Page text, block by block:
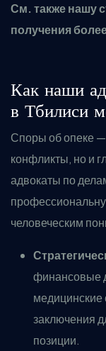
См. также нашу
получения
Как наши
в Тбилиси
Споры об опеке —
конфликты, но и
адвокаты по
человеческим
финансовые
медицинские
заключения
позиции.